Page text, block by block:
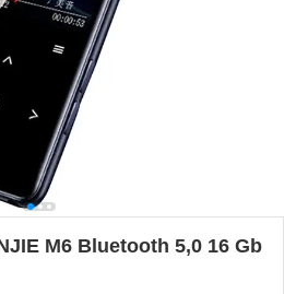
M6 Bluetooth 5,0 16 Gb